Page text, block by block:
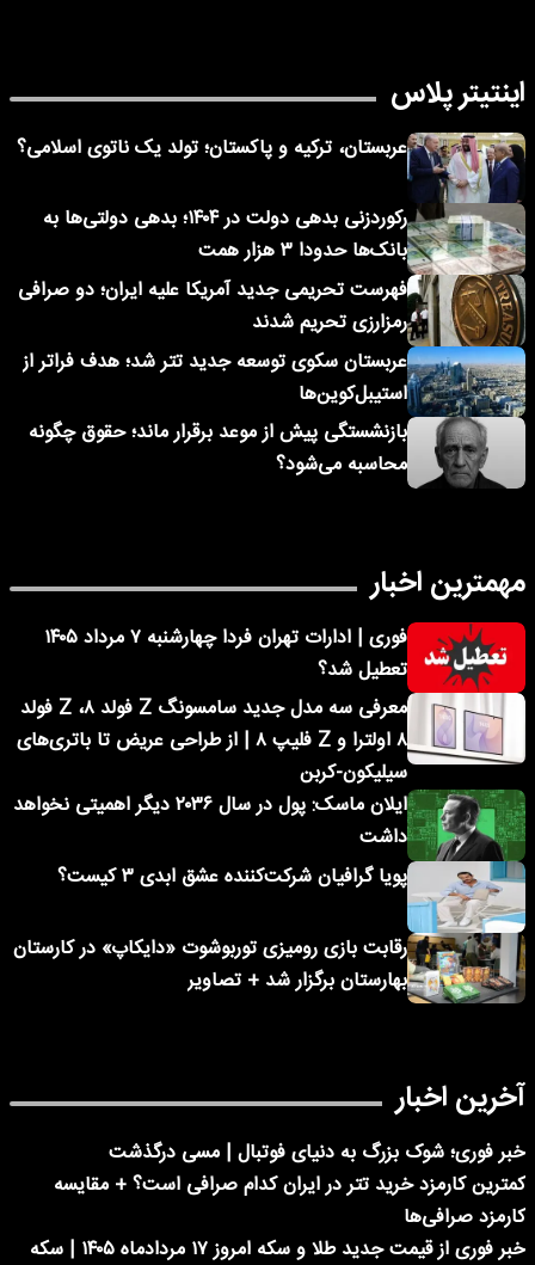
اینتیتر پلاس
عربستان، ترکیه و پاکستان؛ تولد یک ناتوی اسلامی؟
رکوردزنی بدهی دولت در ۱۴۰۴؛ بدهی دولتی‌ها به
بانک‌ها حدودا ۳ هزار همت
فهرست تحریمی جدید آمریکا علیه ایران؛ دو صرافی
رمزارزی تحریم شدند
عربستان سکوی توسعه جدید تتر شد؛ هدف فراتر از
استیبل‌کوین‌ها
بازنشستگی پیش از موعد برقرار ماند؛ حقوق چگونه
محاسبه می‌شود؟
مهمترین اخبار
فوری | ادارات تهران فردا چهارشنبه ۷ مرداد ۱۴۰۵
تعطیل شد؟
معرفی سه مدل جدید سامسونگ Z فولد ۸، Z فولد
۸ اولترا و Z فلیپ ۸ | از طراحی عریض تا باتری‌های
سیلیکون-کربن
ایلان ماسک: پول در سال ۲۰۳۶ دیگر اهمیتی نخواهد
داشت
پویا گرافیان شرکت‌کننده عشق ابدی ۳ کیست؟
رقابت بازی رومیزی توربوشوت «دایکاپ» در کارستان
بهارستان برگزار شد + تصاویر
آخرین اخبار
خبر فوری؛‌ شوک بزرگ به دنیای فوتبال | مسی درگذشت
کمترین کارمزد خرید تتر در ایران کدام صرافی است؟ + مقایسه
کارمزد صرافی‌ها
خبر فوری از قیمت جدید طلا و سکه امروز ۱۷ مردادماه ۱۴۰۵ | سکه